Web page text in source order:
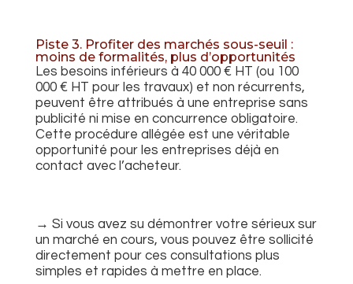
Piste 3. Profiter des marchés sous-seuil :
moins de formalités, plus d’opportunités
Les besoins inférieurs à 40 000 € HT (ou 100
000 € HT pour les travaux) et non récurrents,
peuvent être attribués à une entreprise sans
publicité ni mise en concurrence obligatoire.
Cette procédure allégée est une véritable
opportunité pour les entreprises déjà en
contact avec l’acheteur.
→ Si vous avez su démontrer votre sérieux sur
un marché en cours, vous pouvez être sollicité
directement pour ces consultations plus
simples et rapides à mettre en place.